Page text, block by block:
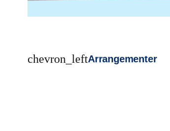
chevron_leftArrangementer